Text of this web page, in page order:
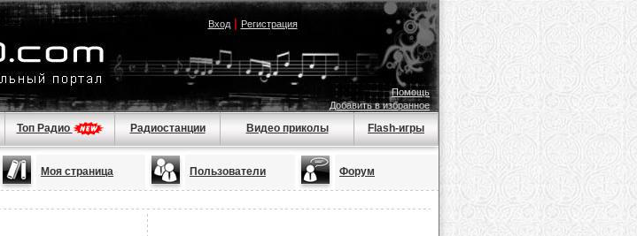
Вход| Регистрация
Помощь
Добавить в избранное
Топ Радио Радиостанции Видео приколы Flash-игры
Моя страница Пользователи Форум